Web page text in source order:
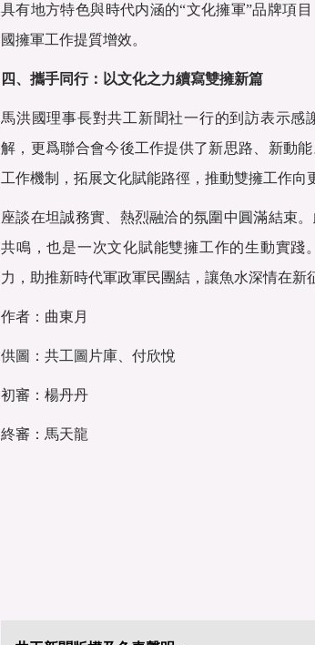
具有地方特色與時代内涵的“文化擁軍”品牌項
國擁軍工作提質增效。
四、攜手同行：以文化之力續寫雙擁新篇
馬洪國理事長對共工新聞社一行的到訪表示感
解，更爲聯合會今後工作提供了新思路、新動
工作機制，拓展文化賦能路徑，推動雙擁工作向
座談在坦誠務實、熱烈融洽的氛圍中圓滿結束
共鳴，也是一次文化賦能雙擁工作的生動實踐
力，助推新時代軍政軍民團結，讓魚水深情在新
作者：曲東月
供圖：共工圖片庫、付欣悅
初審：楊丹丹
終審：馬天龍